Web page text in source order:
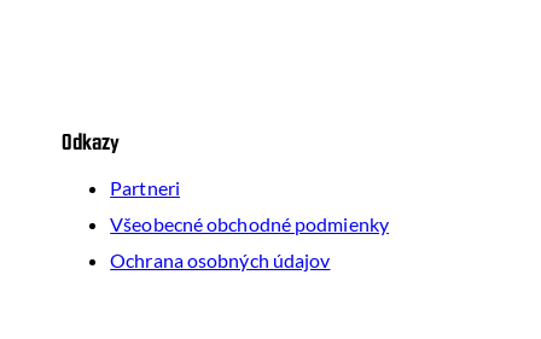
Odkazy
Partneri
Všeobecné obchodné podmienky
Ochrana osobných údajov